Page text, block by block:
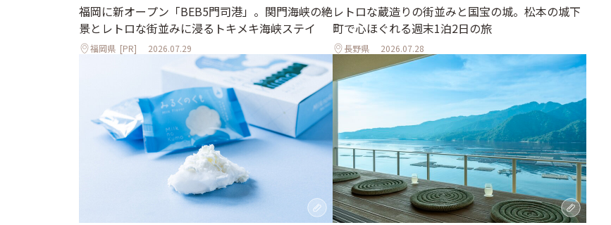
福岡に新オープン「BEB5門司港」。関門海峡の絶
景とレトロな街並みに浸るトキメキ海峡ステイ
福岡県 [PR] 2026.07.29
レトロな蔵造りの街並みと国宝の城。松本の城下
町で心ほぐれる週末1泊2日の旅
長野県 2026.07.28